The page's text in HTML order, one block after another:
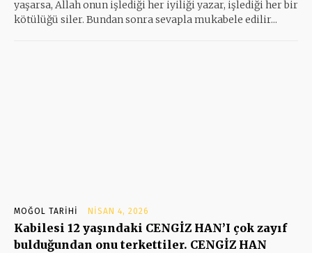
yaşarsa, Allah onun işlediği her iyiliği yazar, işlediği her bir
kötülüğü siler. Bundan sonra sevapla mukabele edilir...
MOĞOL TARIHI NISAN 4, 2026
Kabilesi 12 yaşındaki CENGİZ HAN’I çok zayıf
bulduğundan onu terkettiler. CENGİZ HAN